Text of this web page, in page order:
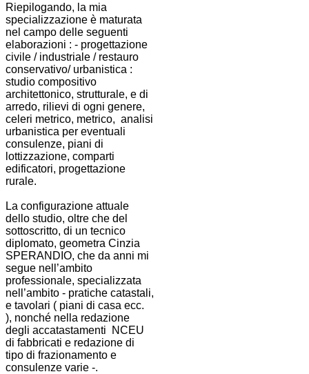
Riepilogando, la mia
specializzazione è maturata
nel campo delle seguenti
elaborazioni : - progettazione
civile / industriale / restauro
conservativo/ urbanistica :
studio compositivo
architettonico, strutturale, e di
arredo, rilievi di ogni genere,
celeri metrico, metrico, analisi
urbanistica per eventuali
consulenze, piani di
lottizzazione, comparti
edificatori, progettazione
rurale.
La configurazione attuale
dello studio, oltre che del
sottoscritto, di un tecnico
diplomato, geometra Cinzia
SPERANDIO, che da anni mi
segue nell’ambito
professionale, specializzata
nell’ambito - pratiche catastali,
e tavolari ( piani di casa ecc.
), nonché nella redazione
degli accatastamenti NCEU
di fabbricati e redazione di
tipo di frazionamento e
consulenze varie -.